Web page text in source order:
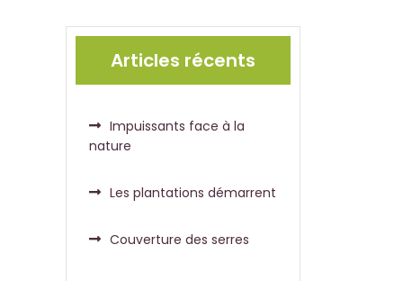
Articles récents
Impuissants face à la
nature
Les plantations démarrent
Couverture des serres